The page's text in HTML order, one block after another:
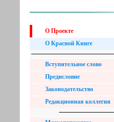
О Проекте
О Красной Книге
Вступительное слово
Предисловие
Законодательство
Редакционная коллегия